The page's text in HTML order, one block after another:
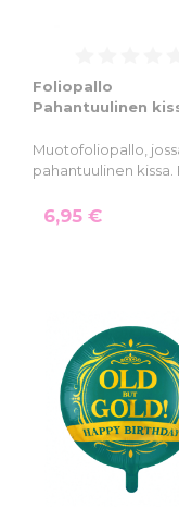
Foliopallo
Pahantuulinen
Muotofoliopallo,
pahantuulinen kissa.
6,95 €